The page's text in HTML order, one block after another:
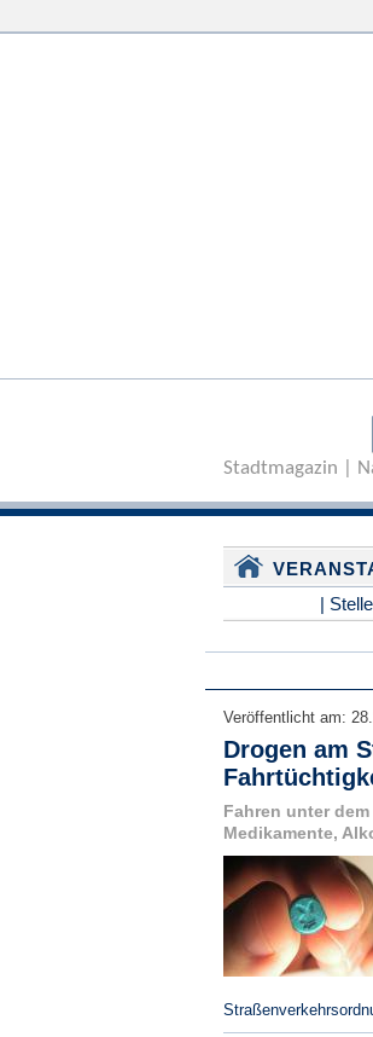
Stadtmagazin |
|
Veröffentlicht am:
Drogen am
Fahren unter
Medikamente,